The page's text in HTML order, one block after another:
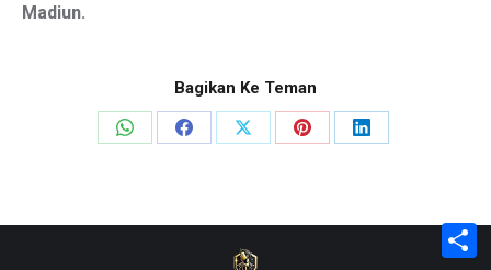
Madiun.
Bagikan Ke Teman
Share
Share
Share
Share
Share